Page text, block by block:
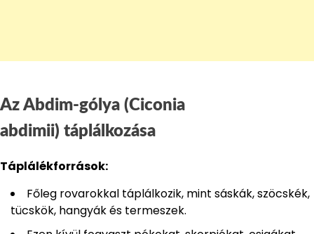
Az Abdim-gólya (Ciconia
abdimii) táplálkozása
Táplálékforrások:
Főleg rovarokkal táplálkozik, mint sáskák, szöcskék,
tücskök, hangyák és termeszek.